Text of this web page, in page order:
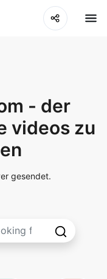
- der
videos zu
gesendet.